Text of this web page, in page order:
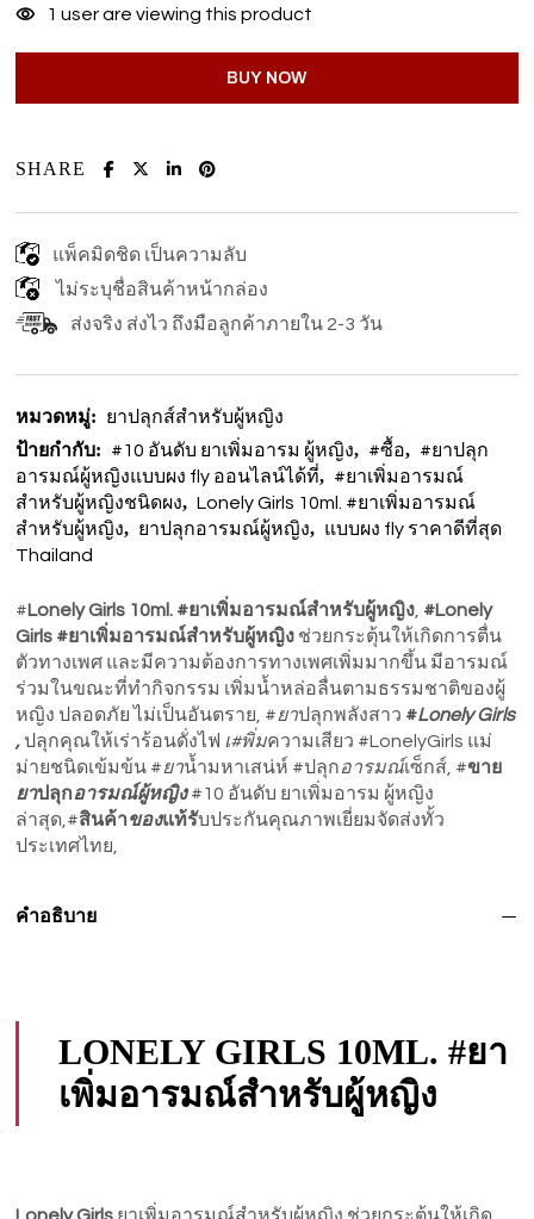
1 user are viewing this product
BUY NOW
SHARE
แพ็คมิดชิด เป็นความลับ
ไม่ระบุชื่อสินค้าหน้ากล่อง
ส่งจริง ส่งไว ถึงมือลูกค้าภายใน 2-3 วัน
หมวดหมู่: ยาปลุกส์สำหรับผู้หญิง
ป้ายกำกับ: #10 อันดับ ยาเพิ่มอารม ผู้หญิง, #ซื้อ, #ยาปลุก
อารมณ์ผู้หญิงแบบผง fly ออนไลน์ได้ที่, #ยาเพิ่มอารมณ์
สำหรับผู้หญิงชนิดผง, Lonely Girls 10ml. #ยาเพิ่มอารมณ์
สำหรับผู้หญิง, ยาปลุกอารมณ์ผู้หญิง, แบบผง fly ราคาดีที่สุด
Thailand
#Lonely Girls 10ml. #ยาเพิ่มอารมณ์สำหรับผู้หญิง, #Lonely
Girls #ยาเพิ่มอารมณ์สำหรับผู้หญิง ช่วยกระตุ้นให้เกิดการตื่น
ตัวทางเพศ และมีความต้องการทางเพศเพิ่มมากขึ้น มีอารมณ์
ร่วมในขณะที่ทำกิจกรรม เพิ่มน้ำหล่อลื่นตามธรรมชาติของผู้
หญิง ปลอดภัย ไม่เป็นอันตราย, #ยาปลุกพลังสาว #Lonely Girls
, ปลุกคุณให้เร่าร้อนดั่งไฟ เ#พิ่มความเสียว #LonelyGirls แม่
ม่ายชนิดเข้มข้น #ยาน้ำมหาเสน่ห์ #ปลุกอารมณ์เซ็กส์, #ขาย
ยาปลุกอารมณ์ผู้หญิง#10 อันดับ ยาเพิ่มอารม ผู้หญิง
ล่าสุด,#สินค้าของแท้รับประกันคุณภาพเยี่ยมจัดส่งทั้ว
ประเทศไทย,
คำอธิบาย
LONELY GIRLS 10ML. #ยา
เพิ่มอารมณ์สำหรับผู้หญิง